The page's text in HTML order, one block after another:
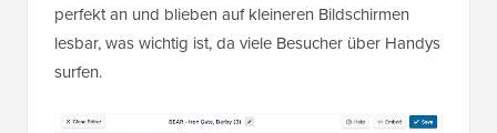
perfekt an und blieben auf kleineren Bildschirmen
lesbar, was wichtig ist, da viele Besucher über Handys
surfen.